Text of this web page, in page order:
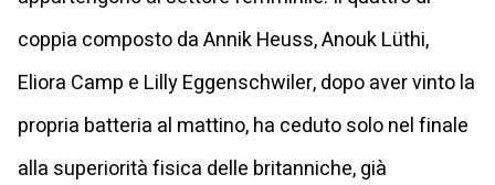
coppia composto da Annik Heuss, Anouk Lüthi,
Eliora Camp e Lilly Eggenschwiler, dopo aver vinto la
propria batteria al mattino, ha ceduto solo nel finale
alla superiorità fisica delle britanniche, già